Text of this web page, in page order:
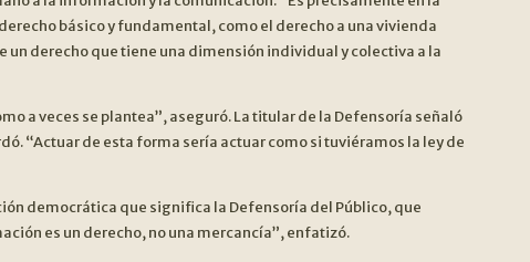
básico y fundamental, como el derecho a una vivienda
derecho que tiene una dimensión individual y colectiva a la
a veces se plantea”, aseguró. La titular de la Defensoría señaló
“Actuar de esta forma sería actuar como si tuviéramos la ley de
democrática que significa la Defensoría del Público, que
es un derecho, no una mercancía”, enfatizó.